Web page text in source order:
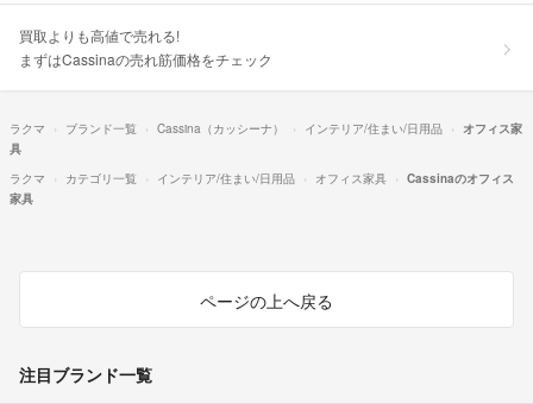
買取よりも高値で売れる!
まずはCassinaの売れ筋価格をチェック
ラクマ ブランド一覧 Cassina（カッシーナ） インテリア/住まい/日用品
オフィス家
具
ラクマ
カテゴリ一覧 インテリア/住まい/日用品 オフィス家具
Cassinaのオフィス
家具
ページの上へ戻る
注目ブランド一覧